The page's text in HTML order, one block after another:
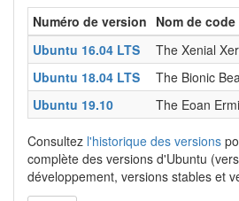
Numéro de version Nom de code
Ubuntu 16.04 LTS
The Xenial
Ubuntu 18.04 LTS
The Bionic
Ubuntu 19.10
The Eoan
Consultez l'historique des versions
complète des versions d'Ubuntu
développement, versions stables et